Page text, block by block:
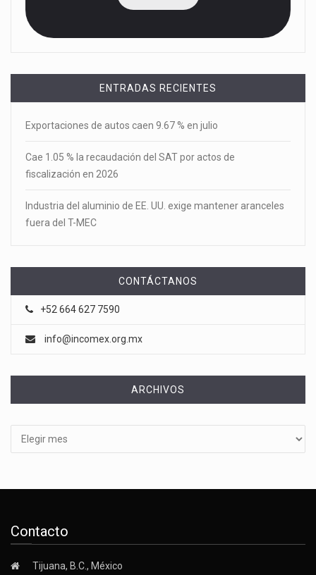
ENTRADAS RECIENTES
Exportaciones de autos caen 9.67 % en julio
Cae 1.05 % la recaudación del SAT por actos de
fiscalización en 2026
Industria del aluminio de EE. UU. exige mantener aranceles
fuera del T-MEC
CONTÁCTANOS
+52 664 627 7590
info@incomex.org.mx
ARCHIVOS
Contacto
Tijuana, B.C., México